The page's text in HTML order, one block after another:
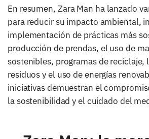
En resumen, Zara Man ha lanzado
para reducir su impacto ambiental,
implementación de prácticas más
producción de prendas, el uso de
sostenibles, programas de reciclaje,
residuos y el uso de energías
iniciativas demuestran el
la sostenibilidad y el cuidado del